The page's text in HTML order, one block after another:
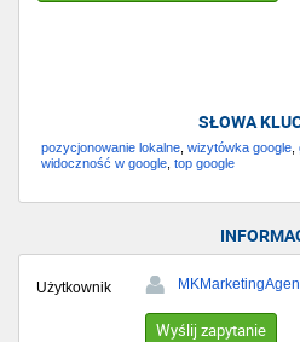
SŁOWA
pozycjonowanie lokalne wizytówka google
widoczność w google top google
Użytkownik
Wyślij zapytanie